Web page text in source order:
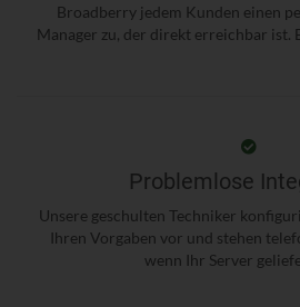
Broadberry jedem Kunden einen
Manager zu, der direkt erreichbar ist.
Problemlose
Unsere geschulten Techniker
Ihren Vorgaben vor und stehen
wenn Ihr Server